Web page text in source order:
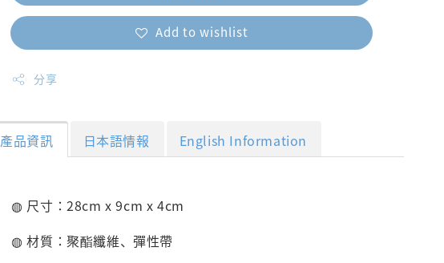
Add to wishlist
分享
產品資訊 日本語情報 English Information
◍ 尺寸：28cm x 9cm x 4cm
◍ 材質：聚酯纖維、彈性帶